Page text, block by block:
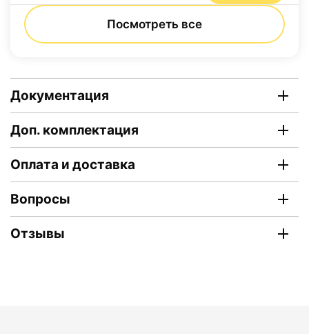
Посмотреть все
Документация
Доп. комплектация
Оплата и доставка
Вопросы
Отзывы